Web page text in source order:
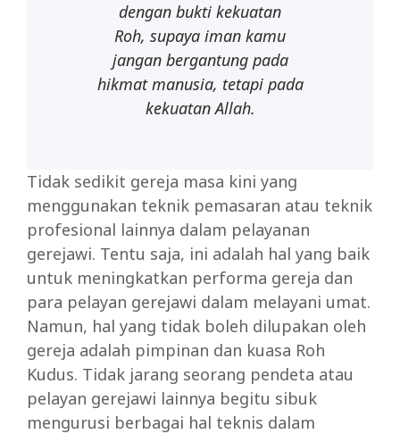
dengan bukti kekuatan
Roh, supaya iman kamu
jangan bergantung pada
hikmat manusia, tetapi pada
kekuatan Allah.
Tidak sedikit gereja masa kini yang
menggunakan teknik pemasaran atau teknik
profesional lainnya dalam pelayanan
gerejawi. Tentu saja, ini adalah hal yang baik
untuk meningkatkan performa gereja dan
para pelayan gerejawi dalam melayani umat.
Namun, hal yang tidak boleh dilupakan oleh
gereja adalah pimpinan dan kuasa Roh
Kudus. Tidak jarang seorang pendeta atau
pelayan gerejawi lainnya begitu sibuk
mengurusi berbagai hal teknis dalam